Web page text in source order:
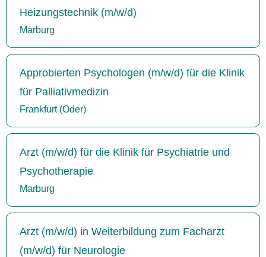
Heizungstechnik (m/w/d)
Marburg
Approbierten Psychologen (m/w/d) für die Klinik
für Palliativmedizin
Frankfurt (Oder)
Arzt (m/w/d) für die Klinik für Psychiatrie und
Psychotherapie
Marburg
Arzt (m/w/d) in Weiterbildung zum Facharzt
(m/w/d) für Neurologie